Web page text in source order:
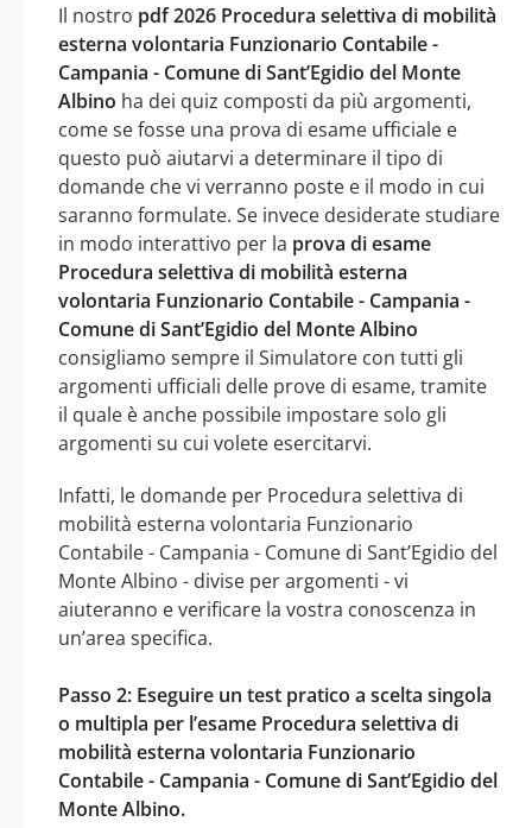
Il nostro pdf 2026 Procedura selettiva di mobilità
esterna volontaria Funzionario Contabile -
Campania - Comune di Sant’Egidio del Monte
Albino ha dei quiz composti da più argomenti,
come se fosse una prova di esame ufficiale e
questo può aiutarvi a determinare il tipo di
domande che vi verranno poste e il modo in cui
saranno formulate. Se invece desiderate studiare
in modo interattivo per la prova di esame
Procedura selettiva di mobilità esterna
volontaria Funzionario Contabile - Campania -
Comune di Sant’Egidio del Monte Albino
consigliamo sempre il Simulatore con tutti gli
argomenti ufficiali delle prove di esame, tramite
il quale è anche possibile impostare solo gli
argomenti su cui volete esercitarvi.
Infatti, le domande per Procedura selettiva di
mobilità esterna volontaria Funzionario
Contabile - Campania - Comune di Sant’Egidio del
Monte Albino - divise per argomenti - vi
aiuteranno e verificare la vostra conoscenza in
un’area specifica.
Passo 2: Eseguire un test pratico a scelta singola
o multipla per l’esame Procedura selettiva di
mobilità esterna volontaria Funzionario
Contabile - Campania - Comune di Sant’Egidio del
Monte Albino.